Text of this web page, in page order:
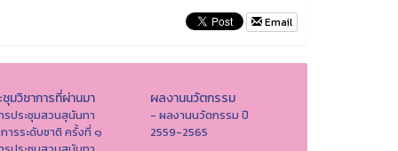
Email
มวิชาการที่ผ่านมา
รประชุมสวนสุนันทา
ารระดับชาติ ครั้งที่ ๑
ผลงานนวัตกรรม
- ผลงานนวัตกรรม ปี
2559-2565